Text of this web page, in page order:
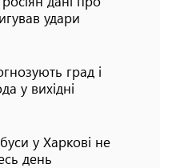
удари
град і
у вихідні
у Харкові не
день